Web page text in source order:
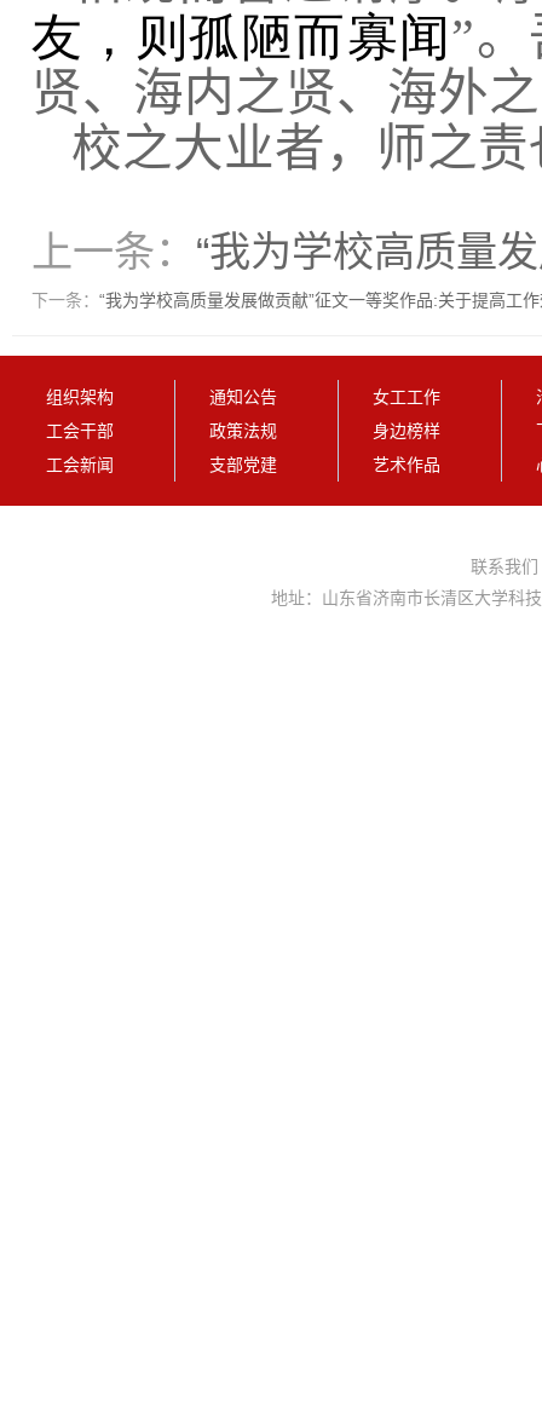
友，则孤陋而寡闻”
贤、海内之贤、海外
校之大业者，师之
上一条： “我为学校高质量
下一条： “我为学校高质量发展做贡献”征文一等奖作品:关于提高工
组织架构
工会干部
工会新闻
通知公告
政策法规
支部党建
女工工作
身边榜样
艺术作品
联系我们
地址：山东省济南市长清区大学科